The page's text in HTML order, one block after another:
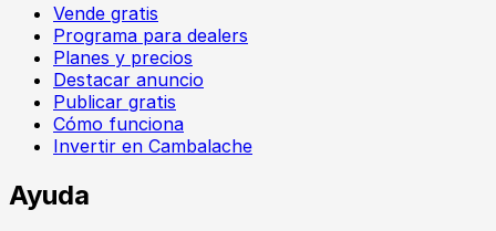
Vende gratis
Programa para dealers
Planes y precios
Destacar anuncio
Publicar gratis
Cómo funciona
Invertir en Cambalache
Ayuda